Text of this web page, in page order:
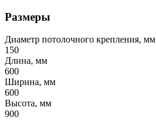
Размеры
Диаметр потолочного крепления, мм
150
Длина, мм
600
Ширина, мм
600
Высота, мм
900